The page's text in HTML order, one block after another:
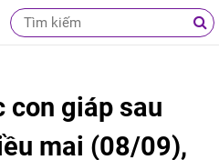
con giáp sau
mai (08/09),